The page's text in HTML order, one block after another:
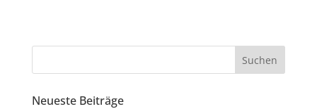
Neueste Beiträge